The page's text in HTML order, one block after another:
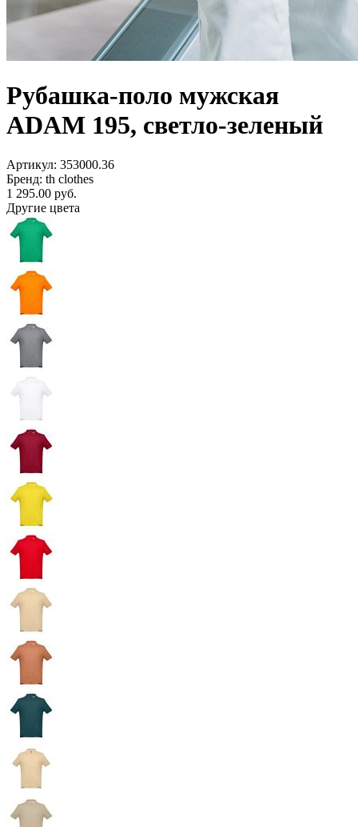
Рубашка-поло мужская
ADAM 195, светло-зеленый
Артикул: 353000.36
Бренд: th clothes
1 295.00 руб.
Другие цвета